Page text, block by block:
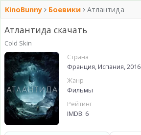
KinoBunny Боевики Атлантида
Атлантида скачать
Cold Skin
Страна
Франция, Испания, 2016
Жанр
Фильмы
Рейтинг
IMDB: 6